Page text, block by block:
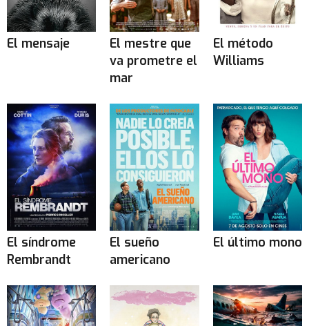
El mensaje
El mestre que
va prometre el
mar
El método
Williams
El síndrome
Rembrandt
El sueño
americano
El último mono